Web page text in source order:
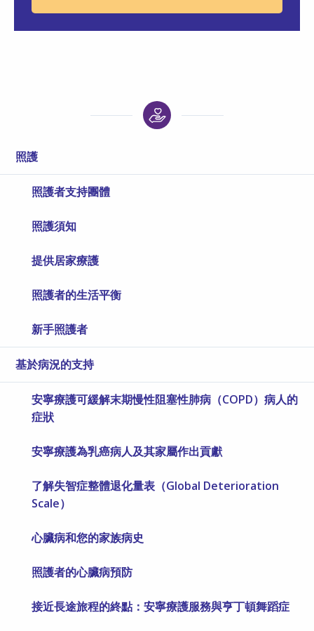
照護
照護者支持團體
照護須知
提供居家療護
照護者的生活平衡
新手照護者
基於病況的支持
安寧療護可緩解末期慢性阻塞性肺病（COPD）病人的
症狀
安寧療護為乳癌病人及其家屬作出貢獻
了解失智症整體退化量表（Global Deterioration
Scale）
心臟病和您的家族病史
照護者的心臟病預防
接近長途旅程的終點：安寧療護服務與亨丁頓舞蹈症